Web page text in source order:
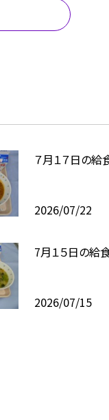
７月１７日の給
2026/07/22
7月１５日の給
2026/07/15